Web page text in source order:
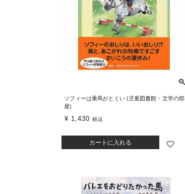
ソフィーは乗馬がとくい (児童図書館・文学の部
屋)
¥ 1,430 税込
カートに入れる